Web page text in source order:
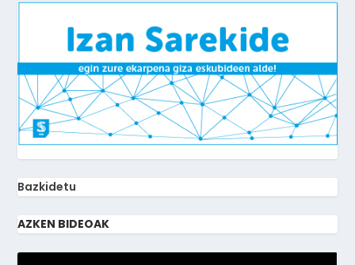
Bazkidetu
AZKEN BIDEOAK